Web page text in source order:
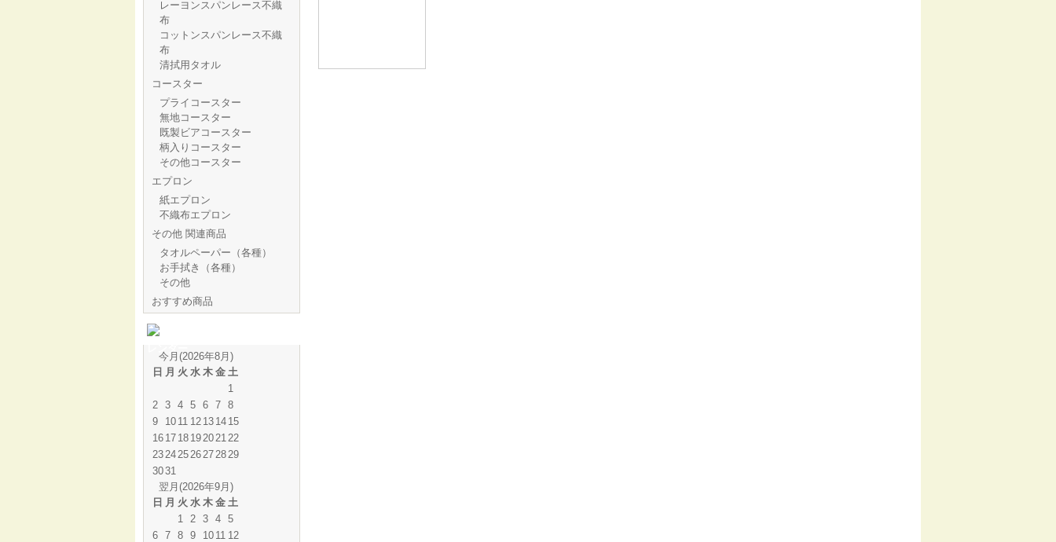
レーヨンスパンレース不織
布
コットンスパンレース不織
布
清拭用タオル
コースター
プライコースター
無地コースター
既製ビアコースター
柄入りコースター
その他コースター
エプロン
紙エプロン
不織布エプロン
その他 関連商品
タオルペーパー（各種）
お手拭き（各種）
その他
おすすめ商品
レンダー
今月(2026年8月)
日 月 火 水 木 金 土
1
2 3 4 5 6 7 8
9
10 11 12 13 14 15
16 17 18 19202122
23242526272829
3031
翌月(2026年9月)
日 月 火 水 木 金 土
1 2 3 4 5
6 7 8 9 10 11 12